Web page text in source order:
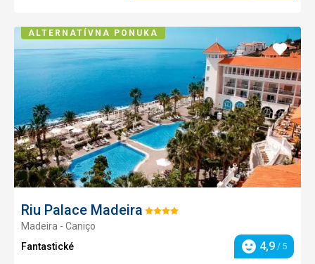
Riu Palace Madeira Hodnotenie:
Madeira - Caniço
Fantastické
Hodnotenie
4,9 / 5
Pridať
do
ALTERNATÍVNA PONUKA